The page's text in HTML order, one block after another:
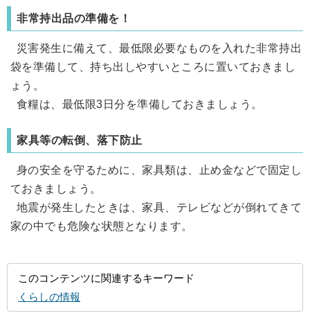
非常持出品の準備を！
災害発生に備えて、最低限必要なものを入れた非常持出
袋を準備して、持ち出しやすいところに置いておきまし
ょう。
食糧は、最低限3日分を準備しておきましょう。
家具等の転倒、落下防止
身の安全を守るために、家具類は、止め金などで固定し
ておきましょう。
地震が発生したときは、家具、テレビなどが倒れてきて
家の中でも危険な状態となります。
このコンテンツに関連するキーワード
くらしの情報